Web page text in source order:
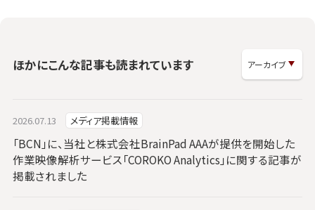
ほかにこんな記事も読まれています
2026.07.13 メディア掲載情報
「BCN」に、当社と株式会社BrainPad AAAが提供を開始した
作業映像解析サービス「COROKO Analytics」に関する記事が
掲載されました